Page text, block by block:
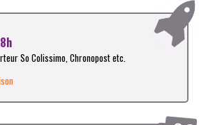
So Colissimo, Chronopost etc.